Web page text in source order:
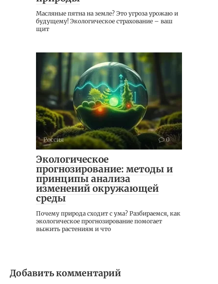
Масляные пятна на земле? Это угроза урожаю и
будущему! Экологическое страхование – ваш
щит
Россия 0
Экологическое
прогнозирование: методы и
принципы анализа
изменений окружающей
среды
Почему природа сходит с ума? Разбираемся, как
экологическое прогнозирование помогает
выжить растениям и что
Добавить комментарий